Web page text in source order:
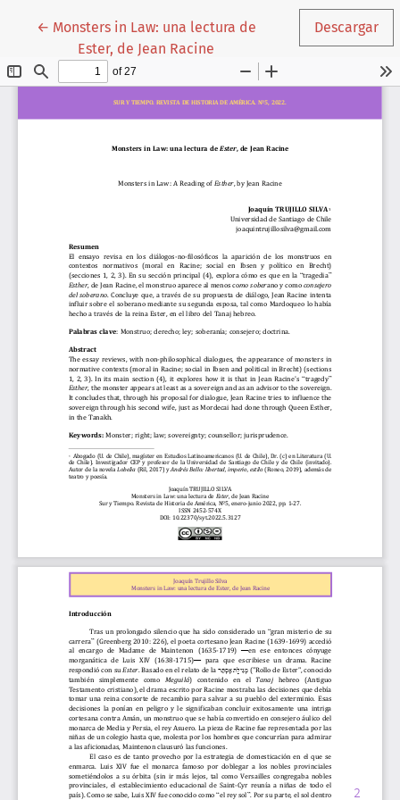
← Volver a los detalles del artículo
Monsters in Law: una lectura de
Ester, de Jean Racine
Descargar